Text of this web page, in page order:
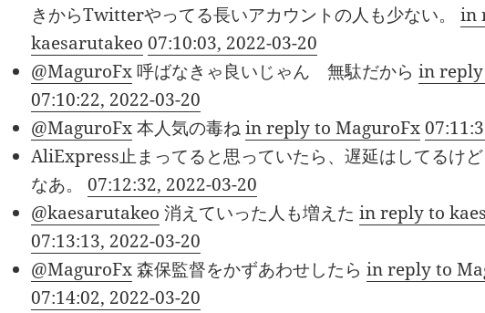
きからTwitterやってる長いアカウントの人も少ない。in
kaesarutakeo 07:10:03, 2022-03-20
@MaguroFx呼ばなきゃ良いじゃん 無駄だからin
07:10:22, 2022-03-20
@MaguroFx本人気の毒ねin reply to MaguroFx
AliExpress止まってると思っていたら、遅延はしてるけ
なあ。07:12:32, 2022-03-20
@kaesarutakeo 消えていった人も増えたin reply to
07:13:13, 2022-03-20
@MaguroFx森保監督をかずあわせしたらin reply to
07:14:02, 2022-03-20